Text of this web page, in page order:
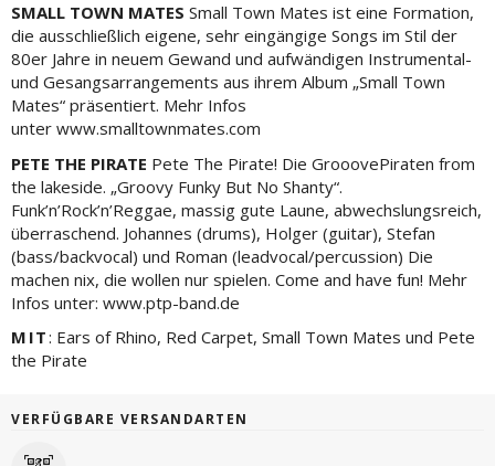
SMALL TOWN MATES Small Town Mates ist eine Formation,
die ausschließlich eigene, sehr eingängige Songs im Stil der
80er Jahre in neuem Gewand und aufwändigen Instrumental-
und Gesangsarrangements aus ihrem Album „Small Town
Mates“ präsentiert. Mehr Infos
unter www.smalltownmates.com
PETE THE PIRATE Pete The Pirate! Die GrooovePiraten from
the lakeside. „Groovy Funky But No Shanty“.
Funk’n’Rock’n’Reggae, massig gute Laune, abwechslungsreich,
überraschend. Johannes (drums), Holger (guitar), Stefan
(bass/backvocal) und Roman (leadvocal/percussion) Die
machen nix, die wollen nur spielen. Come and have fun! Mehr
Infos unter: www.ptp-band.de
MIT: Ears of Rhino, Red Carpet, Small Town Mates und Pete
the Pirate
VERFÜGBARE VERSANDARTEN